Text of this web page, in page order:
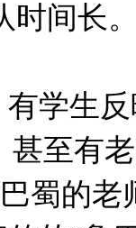
间长。
学生反
甚至有
蜀的老